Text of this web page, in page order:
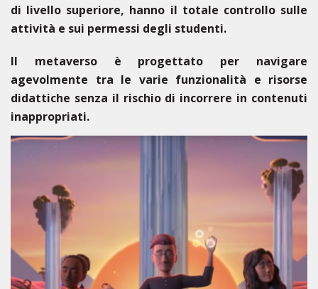
di livello superiore, hanno il totale controllo sulle
attività e sui permessi degli studenti.
Il metaverso è progettato per navigare
agevolmente tra le varie funzionalità e risorse
didattiche senza il rischio di incorrere in contenuti
inappropriati.